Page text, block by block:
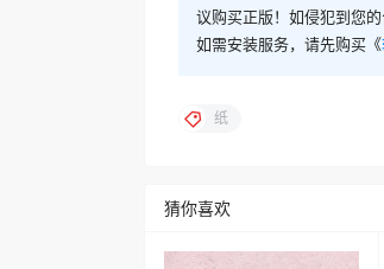
议购买正版！如侵犯到您
如需安装服务，请先购买《
纸
猜你喜欢